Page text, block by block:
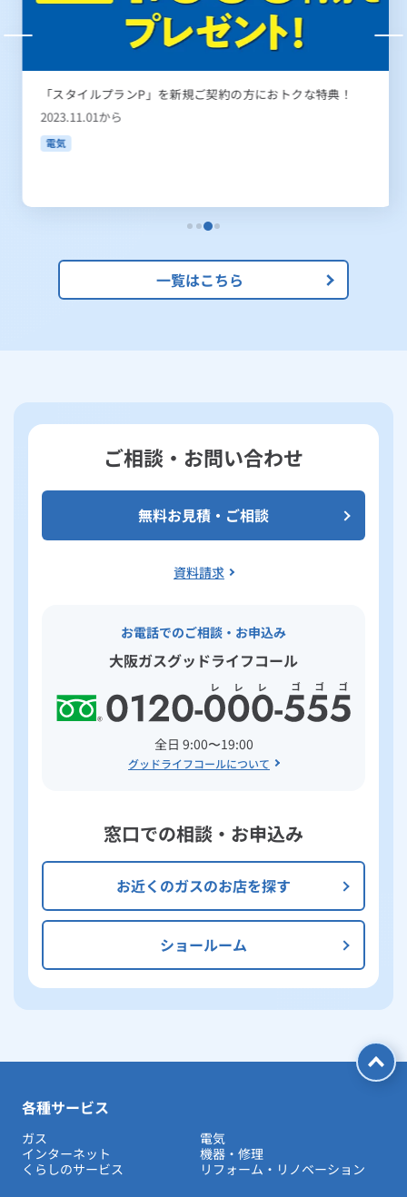
「スタイルプランP」を新規ご契約の方におトクな特典！
2023.11.01から
電気
一覧はこちら
ご相談・お問い合わせ
無料お見積・ご相談
資料請求
お電話でのご相談・お申込み
大阪ガスグッドライフコール
全日 9:00〜19:00
グッドライフコールについて
窓口での相談・お申込み
お近くのガスのお店を探す
ショールーム
各種サービス
ガス
電気
インターネット
機器・修理
くらしのサービス
リフォーム・リノベーション